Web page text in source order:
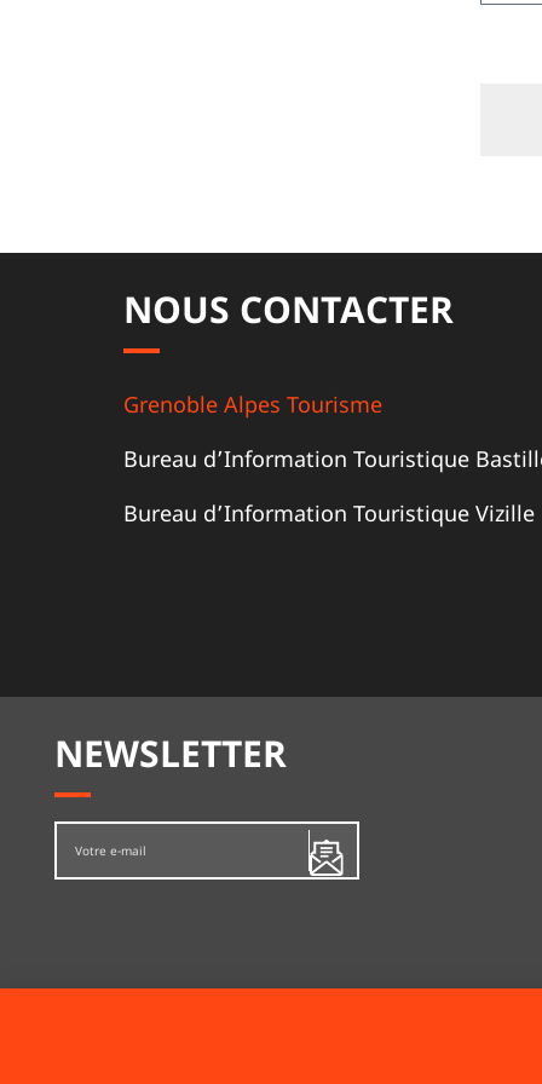
NOUS CONTACTER
Grenoble Alpes Tourisme
Bureau d’Information Touristique
Bureau d’Information Touristique Vizille
NEWSLETTER